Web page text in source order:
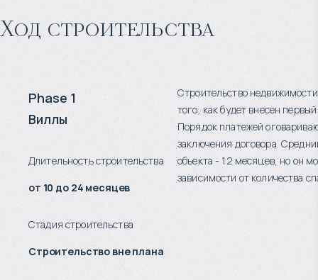
Ход строительства
Phase 1
Виллы
Длительность строительства
от 10 до 24 месяцев
Стадия строительства
Строительство вне плана
Строительство
того, как будет внесен
Порядок платежей
заключения договора.
объекта - 12 месяцев, но он
зависимости от количества